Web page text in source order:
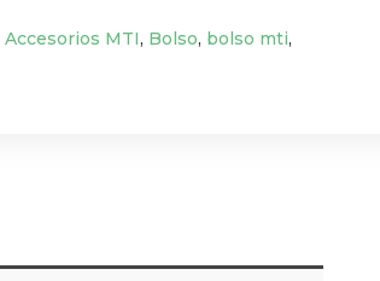
Accesorios MTI, Bolso, bolso mti,